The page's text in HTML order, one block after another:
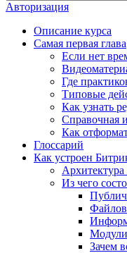
Авторизация
Описание курса
Самая первая глава
Если нет
Где
Типовые
Как узнать
Справочная
Как
Глоссарий
Как устроен
Из чего
Зачем